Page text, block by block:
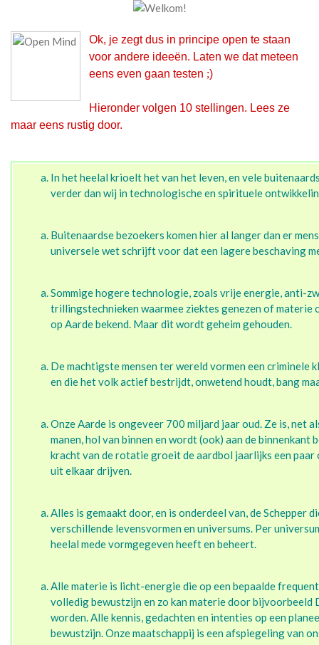
Ok, je zegt dus in principe open te staan
voor andere ideeën. Laten we dat meteen
eens even gaan testen ;)
Hieronder volgen 10 stellingen. Lees ze
maar eens rustig door.
In het heelal krioelt het van het leven, en vele
verder dan wij in technologische en spirituele
Buitenaardse bezoekers komen hier al langer dan er
universele wet schrijft voor dat een lagere beschaving
Sommige hogere technologie, zoals vrije energie, anti-
trillingstechnieken waarmee ziektes genezen of materie
op Aarde bekend. Maar dit wordt geheim gehouden.
De machtigste mensen ter wereld vormen een criminele
en die het volk actief bestrijdt, onwetend houdt, bang
Onze Aarde is ongeveer 700 miljard jaar oud. Ze is, net
manen, hol van binnen en wordt (ook) aan de
kracht van de rotatie groeit de aardbol jaarlijks een
uit elkaar drijven.
Alles is gemaakt door, en is onderdeel van, de Schepper
verschillende levensvormen en universums. Per
heelal mede vormgegeven heeft en beheert.
Alle materie is licht-energie die op een bepaalde
volledig bewustzijn en zo kan materie door bijvoorbeeld
worden. Alle kennis, gedachten en intenties op een
bewustzijn. Onze maatschappij is een afspiegeling van